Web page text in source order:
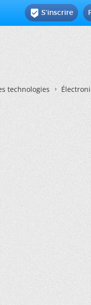
 S'inscrire
technologies